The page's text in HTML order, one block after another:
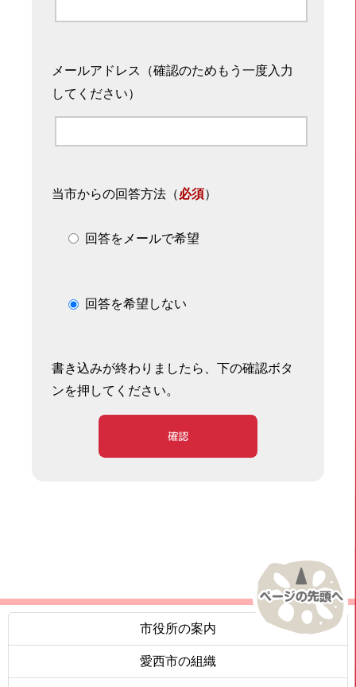
メールアドレス（確認のためもう一度入力
してください）
当市からの回答方法 （必須）
回答をメールで希望
回答を希望しない
書き込みが終わりましたら、下の確認ボタ
ンを押してください。
確認
市役所の案内
愛西市の組織